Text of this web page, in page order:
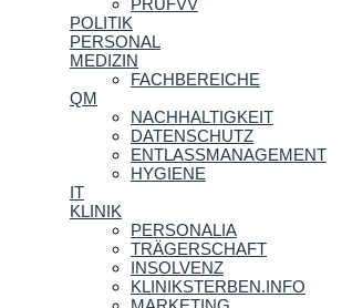
PRÜFVV
POLITIK
PERSONAL
MEDIZIN
FACHBEREICHE
QM
NACHHALTIGKEIT
DATENSCHUTZ
ENTLASSMANAGEMENT
HYGIENE
IT
KLINIK
PERSONALIA
TRÄGERSCHAFT
INSOLVENZ
KLINIKSTERBEN.INFO